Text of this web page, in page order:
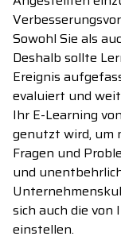
Sowohl Sie als
Deshalb sollte
Ereignis
evaluiert und
Ihr E-Learning
genutzt wird, um
Fragen und
und
sich auch die
einstellen.